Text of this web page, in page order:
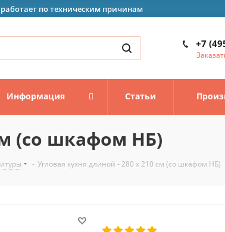
по техническим причинам
+7
Информация Статьи
(со шкафом НБ)
- Угловая кухня длиной - 280 х 210 см (со шкафом НБ)